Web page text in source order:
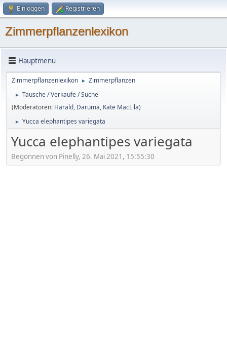
Einloggen Registrieren
Zimmerpflanzenlexikon
Hauptmenü
Zimmerpflanzenlexikon ► Zimmerpflanzen
►
Tausche / Verkaufe / Suche
(Moderatoren: Harald, Daruma, Kate MacLila)
► Yucca elephantipes variegata
Yucca elephantipes variegata
Begonnen von Pinelly, 26. Mai 2021, 15:55:30